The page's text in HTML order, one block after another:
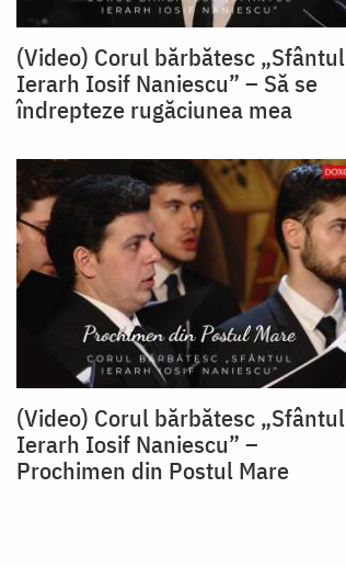
(Video) Corul bărbătesc „Sfântul
Ierarh Iosif Naniescu” – Să se
îndrepteze rugăciunea mea
(Video) Corul bărbătesc „Sfântul
Ierarh Iosif Naniescu” –
Prochimen din Postul Mare